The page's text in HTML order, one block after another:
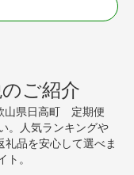
ご紹介
山県日高町 定期便
。人気ランキングや
品を安心して選べま
。